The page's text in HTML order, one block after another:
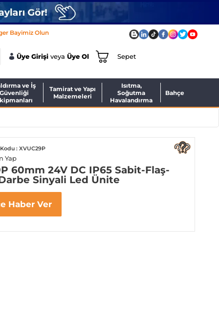
Bayimiz Olun
Üye Girişi veyaÜye Ol Sepet
ve İş
Tamirat ve Yapı
Malzemeleri
Isıtma,
Soğutma
Havalandırma
Bahçe
: XVUC29P
Yap
60mm 24V DC IP65 Sabit-Flaş-
Sinyali Led Ünite
Haber Ver